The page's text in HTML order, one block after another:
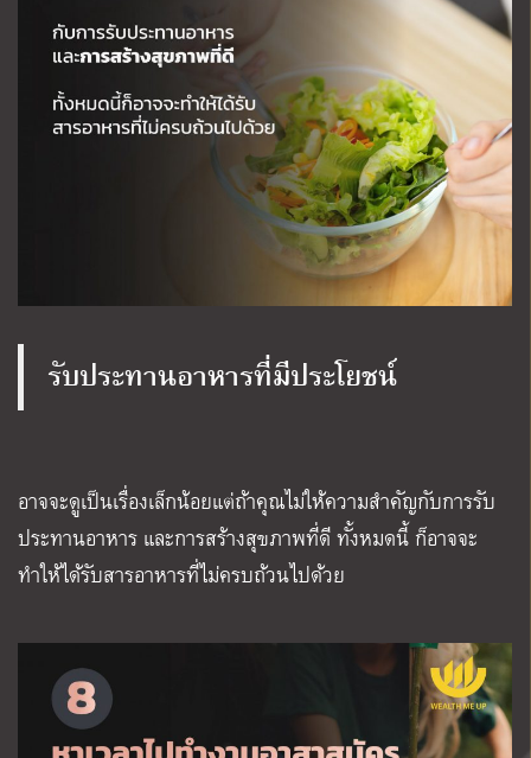
รับประทานอาหารที่มีประโยชน์
อาจจะดูเป็นเรื่องเล็กน้อยแต่ถ้าคุณไม่ให้ความสำคัญกับการรับ
ประทานอาหาร และการสร้างสุขภาพที่ดี ทั้งหมดนี้ ก็อาจจะ
ทำให้ได้รับสารอาหารที่ไม่ครบถ้วนไปด้วย